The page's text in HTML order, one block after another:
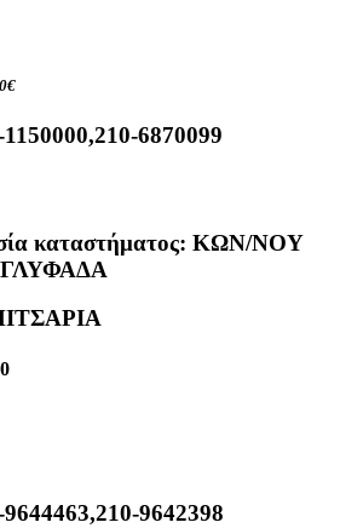
6870099
καταστήματος: ΚΩΝ/ΝΟΥ
9642398